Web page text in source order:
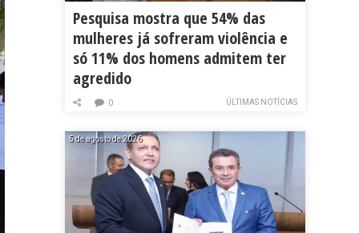
Pesquisa mostra que 54% das
mulheres já sofreram violência e
só 11% dos homens admitem ter
agredido
ÚLTIMAS NOTÍCIAS
0
5 de agosto de 2026